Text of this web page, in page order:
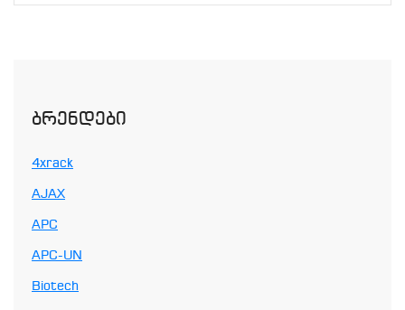
Ბრენდები
4xrack
AJAX
APC
APC-UN
Biotech